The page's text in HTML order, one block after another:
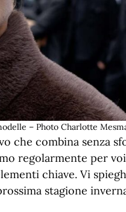
– Photo Charlotte
che combina senza
regolarmente per
chiave. Vi
stagione